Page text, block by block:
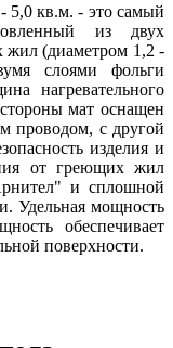
5,0 кв.м. - это самый
из двух
жил (диаметром 1,2 -
слоями фольги
нагревательного
мат оснащен
проводом, с другой
изделия и
от греющих жил
и сплошной
Удельная мощность
обеспечивает
поверхности.